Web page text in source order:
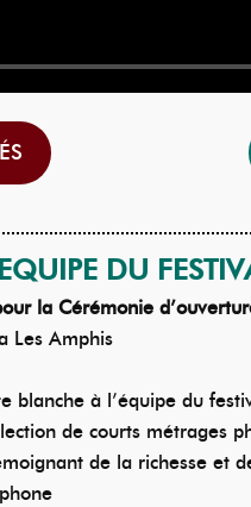
DU
la Cérémonie
Les Amphis
blanche à l’équipe du
de courts métrages
de la richesse et